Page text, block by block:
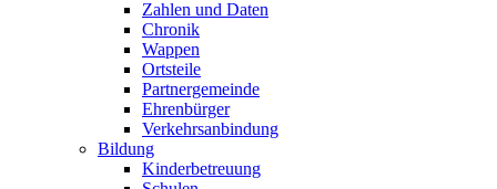
Zahlen und Daten
Chronik
Wappen
Ortsteile
Partnergemeinde
Ehrenbürger
Verkehrsanbindung
Bildung
Kinderbetreuung